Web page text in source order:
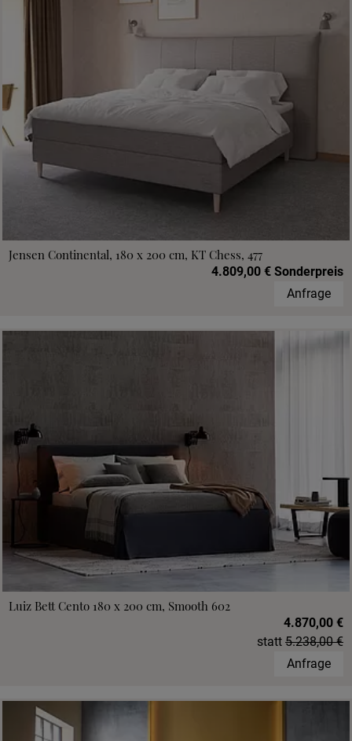
Jensen Continental, 180 x 200 cm, KT Chess, 477
4.809,00 € Sonderpreis
Anfrage
Luiz Bett Cento 180 x 200 cm, Smooth 602
4.870,00 €
statt 5.238,00 €
Anfrage